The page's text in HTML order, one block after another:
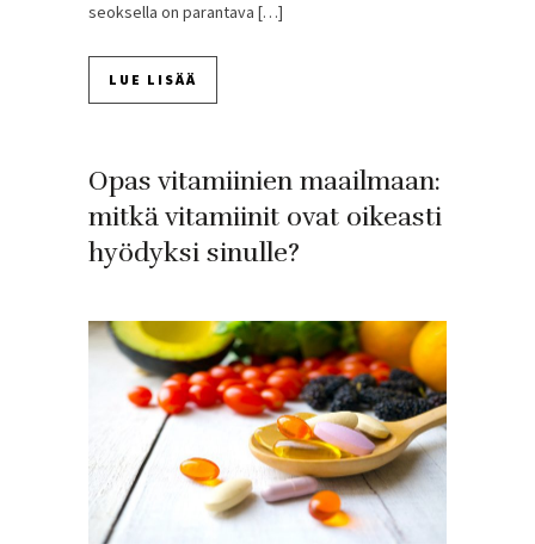
seoksella on parantava […]
LUE LISÄÄ
Opas vitamiinien maailmaan:
mitkä vitamiinit ovat oikeasti
hyödyksi sinulle?